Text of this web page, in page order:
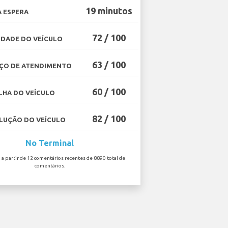
ESPERA 19 minutos
DO VEÍCULO 72 / 100
DE ATENDIMENTO 63 / 100
DO VEÍCULO 60 / 100
DO VEÍCULO 82 / 100
No Terminal
a partir de 12 comentários recentes de 8890 total de
comentários.